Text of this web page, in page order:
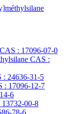
: 17096-07-0
CAS :
: 24636-31-5
: 17096-12-7
6
00-8
78-6